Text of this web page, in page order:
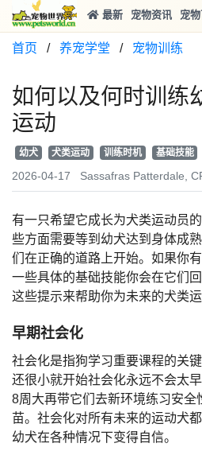
最新 宠物资讯 宠
首页 / 养宠学堂 / 宠物训练
如何以及何时训练
运动
幼犬 犬类运动 训练时机 基础技能
2026-04-17 Sassafras Patterdale,
有一只希望它成长为犬类运动员
些方面需要等到幼犬达到身体成
们在正确的道路上开始。如果你
一些具体的基础技能你会在它们
这些提示来帮助你为未来的犬类运
早期社会化
社会化是指狗学习重要课程的关
还很小就开始社会化永远不会太
8周大再带它们去新环境练习安全
苗。社会化对所有未来的运动犬
幼犬在各种情况下变得自信。